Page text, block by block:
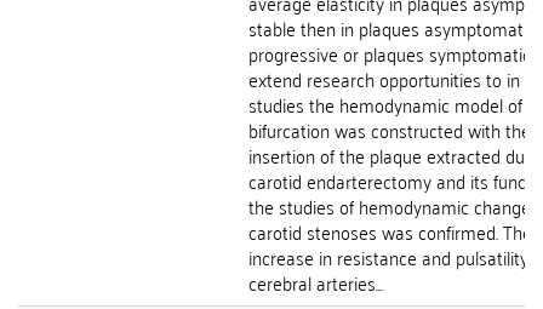
stable then in plaques asymptomatic
progressive or plaques symptomatic.
extend research opportunities to in
studies the hemodynamic model of
bifurcation was constructed with the
insertion of the plaque extracted
carotid endarterectomy and its
the studies of hemodynamic
carotid stenoses was confirmed. The
increase in resistance and pulsatility
cerebral arteries...